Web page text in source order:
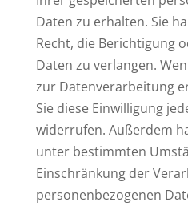
Daten zu erhalten. Sie
Recht, die Berichtigung
Daten zu verlangen.
zur Datenverarbeitung
Sie diese Einwilligung
widerrufen. Außerdem
unter bestimmten
Einschränkung der
personenbezogenen